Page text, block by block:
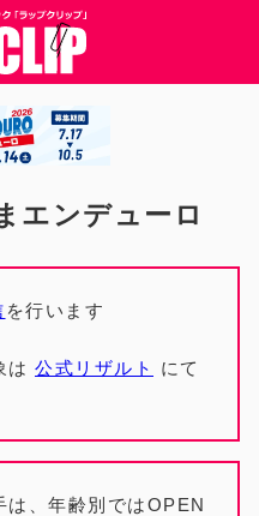
ンデューロ
を行います
は 公式リザルト
にて
は、年齢別ではOPEN